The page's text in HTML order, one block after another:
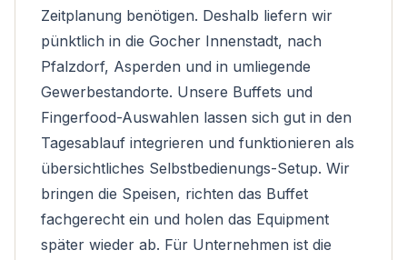
Zeitplanung benötigen. Deshalb liefern wir
pünktlich in die Gocher Innenstadt, nach
Pfalzdorf, Asperden und in umliegende
Gewerbestandorte. Unsere Buffets und
Fingerfood-Auswahlen lassen sich gut in den
Tagesablauf integrieren und funktionieren als
übersichtliches Selbstbedienungs-Setup. Wir
bringen die Speisen, richten das Buffet
fachgerecht ein und holen das Equipment
später wieder ab. Für Unternehmen ist die